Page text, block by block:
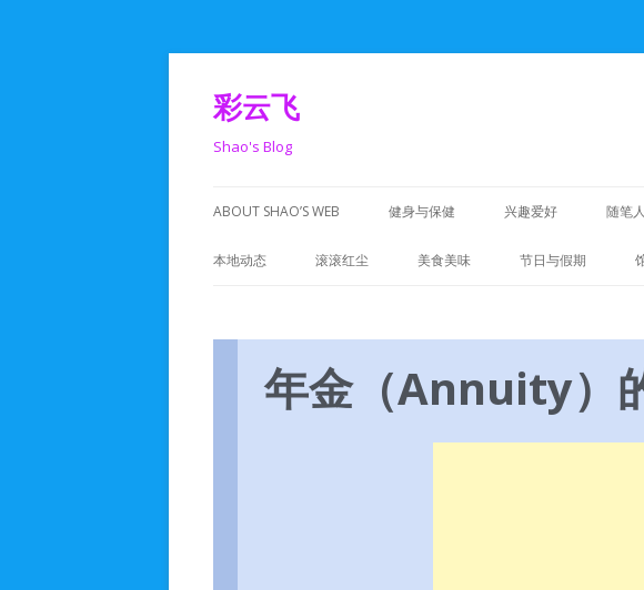
彩云飞
Shao's Blog
ABOUT SHAO’S WEB 健身与保健 兴趣爱好 随笔
重
随
本地动态
美食活动
滚滚红尘
生活记录
美食美味 节日与假期
年金（Annuity）